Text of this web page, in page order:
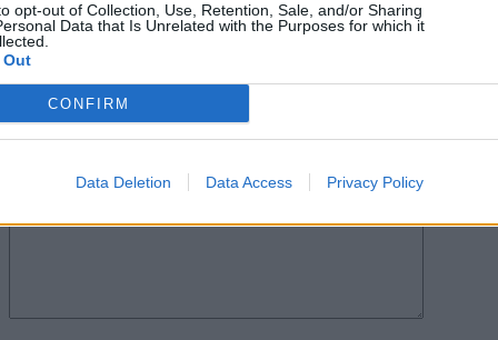
opt-out of Collection, Use, Retention, Sale, and/or Sharing
Data that Is Unrelated with the Purposes for which it
CONFIRM
Data Deletion Data Access Privacy Policy
Απάντηση
Αφήστε μια απάντηση
Η ηλ. διεύθυνση σας δεν δημοσιεύεται.